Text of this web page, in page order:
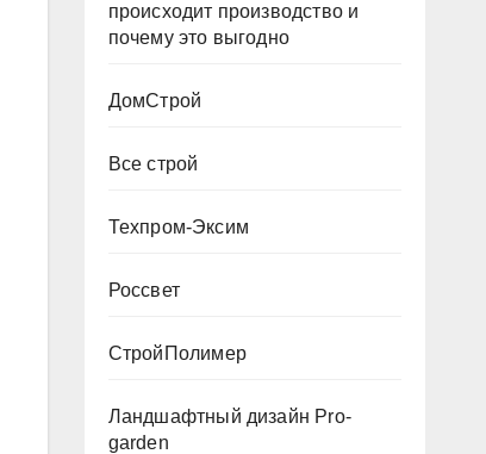
происходит производство и
почему это выгодно
ДомСтрой
Все строй
Техпром-Эксим
Россвет
СтройПолимер
Ландшафтный дизайн Pro-
garden